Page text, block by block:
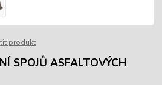
produkt
SPOJŮ ASFALTOVÝCH